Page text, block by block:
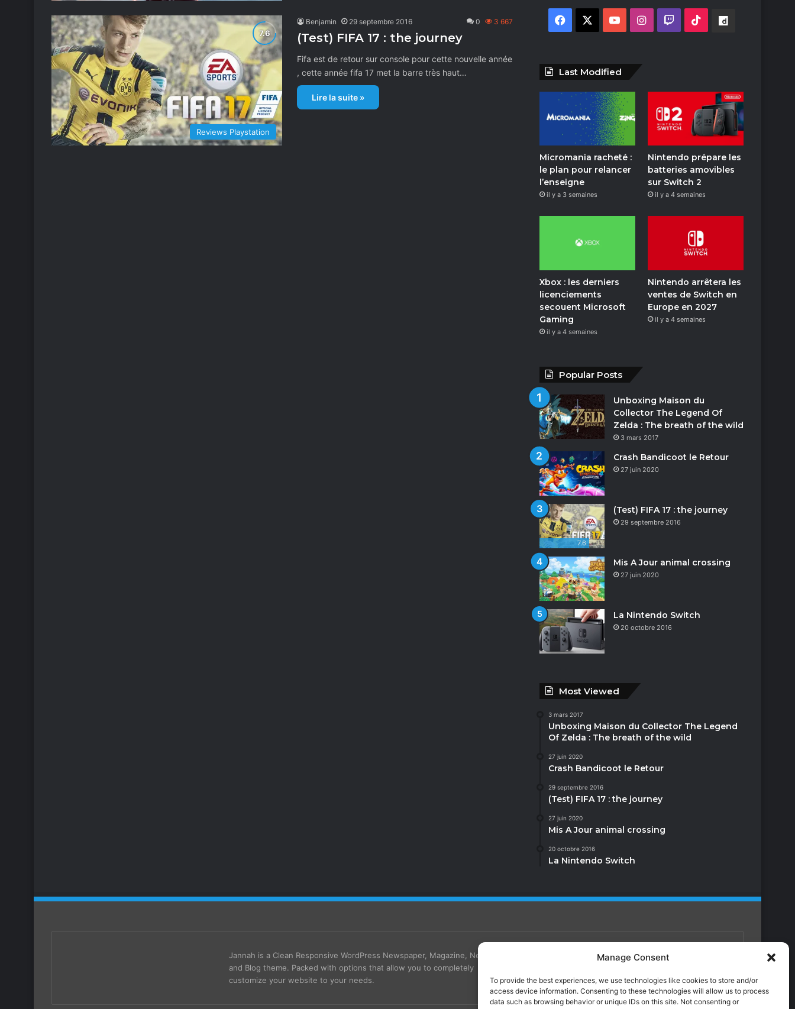
Manage Consent
To provide the best experiences, we use technologies like cookies to store and/or
access device information. Consenting to these technologies will allow us to process
data such as browsing behavior or unique IDs on this site. Not consenting or
Reviews Playstation
Benjamin 29 septembre 2016 0 3 667
(Test) FIFA 17 : the journey
Fifa est de retour sur console pour cette nouvelle année
, cette année fifa 17 met la barre très haut…
Lire la suite »
F
c
e
b
o
k
Y
u
T
u
b
e
I
t
r
a
t
c
T
o
k
l
y
m
o
Last Modified
Micromania racheté :
le plan pour relancer
l’enseigne
il y a 3 semaines
Nintendo prépare les
batteries amovibles
sur Switch 2
il y a 4 semaines
Xbox : les derniers
licenciements
secouent Microsoft
Gaming
il y a 4 semaines
Nintendo arrêtera les
ventes de Switch en
Europe en 2027
il y a 4 semaines
Popular Posts
Unboxing Maison du
Collector The Legend Of
Zelda : The breath of the wild
3 mars 2017
Crash Bandicoot le Retour
27 juin 2020
7.6
(Test) FIFA 17 : the journey
29 septembre 2016
Mis A Jour animal crossing
27 juin 2020
La Nintendo Switch
20 octobre 2016
Most Viewed
3 mars 2017
Unboxing Maison du Collector The Legend
Of Zelda : The breath of the wild
27 juin 2020
Crash Bandicoot le Retour
29 septembre 2016
(Test) FIFA 17 : the journey
27 juin 2020
Mis A Jour animal crossing
20 octobre 2016
La Nintendo Switch
Jannah is a Clean Responsive WordPress Newspaper, Magazine, News
and Blog theme. Packed with options that allow you to completely
customize your website to your needs.
YouTubeInstagram
Twitch Dailymotion